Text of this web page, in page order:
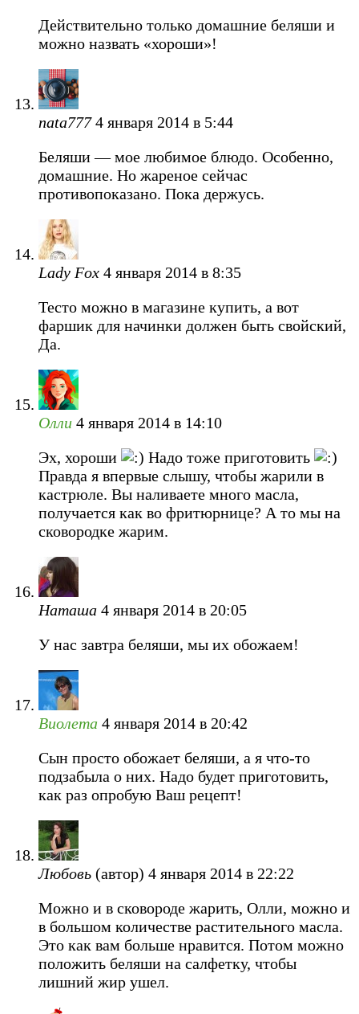
Действительно только домашние беляши и
можно назвать «хороши»!
nata777 4 января 2014 в 5:44
Беляши — мое любимое блюдо. Особенно,
домашние. Но жареное сейчас
противопоказано. Пока держусь.
Lady Fox 4 января 2014 в 8:35
Тесто можно в магазине купить, а вот
фаршик для начинки должен быть свойский,
Да.
Олли 4 января 2014 в 14:10
Эх, хороши
Надо тоже приготовить
Правда я впервые слышу, чтобы жарили в
кастрюле. Вы наливаете много масла,
получается как во фритюрнице? А то мы на
сковородке жарим.
Наташа 4 января 2014 в 20:05
У нас завтра беляши, мы их обожаем!
Виолета 4 января 2014 в 20:42
Сын просто обожает беляши, а я что-то
подзабыла о них. Надо будет приготовить,
как раз опробую Ваш рецепт!
Любовь (автор) 4 января 2014 в 22:22
Можно и в сковороде жарить, Олли, можно и
в большом количестве растительного масла.
Это как вам больше нравится. Потом можно
положить беляши на салфетку, чтобы
лишний жир ушел.